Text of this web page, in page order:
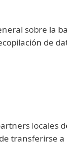
sobre la
de
locales
transferirse a